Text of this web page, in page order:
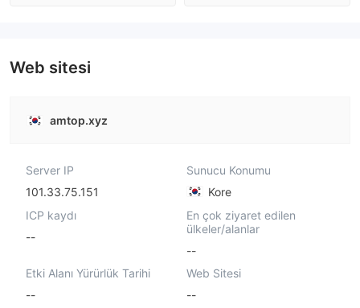
Web sitesi
amtop.xyz
Server IP
101.33.75.151
Sunucu Konumu
Kore
ICP kaydı
--
En çok ziyaret edilen
ülkeler/alanlar
--
Etki Alanı Yürürlük Tarihi
--
Web Sitesi
--